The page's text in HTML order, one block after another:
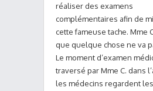
réaliser des examens
complémentaires afin de
cette fameuse tache. Mme
que quelque chose ne va
Le moment d’examen
traversé par Mme C. dans
les médecins regardent